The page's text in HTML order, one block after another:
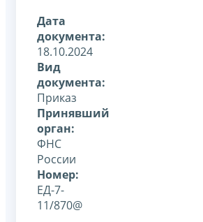
Дата
документа:
18.10.2024
Вид
документа:
Приказ
Принявший
орган:
ФНС
России
Номер:
ЕД-7-
11/870@